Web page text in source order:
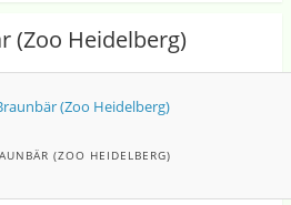
(Zoo Heidelberg)
(ZOO HEIDELBERG)